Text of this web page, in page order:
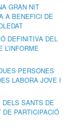
GRAN NIT
A BENEFICI DE
DEFINITIVA DEL
PERSONES
LABORA JOVE I
SANTS DE
PARTICIPACIÓ